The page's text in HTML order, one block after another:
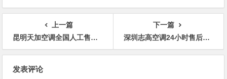
上一篇
昆明天加空调全国人工售后24小时服务热线电话
下一篇
深圳志高空调24小时售后服务热线电话号码统一报修(人工客服)
发表评论